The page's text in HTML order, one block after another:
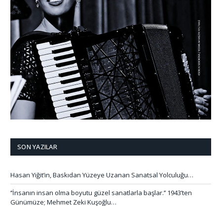
SON YAZILAR
Hasan Yiğit’in, Baskıdan Yüzeye Uzanan Sanatsal Yolculuğu…
‘’İnsanın insan olma boyutu güzel sanatlarla başlar.’’ 1943’ten
Günümüze; Mehmet Zeki Kuşoğlu…